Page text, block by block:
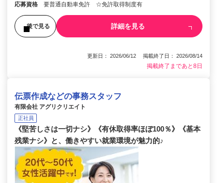
応募資格 要普通自動車免許 ☆免許取得制度有
後で見る 詳細を見る
更新日： 2026/06/12 掲載終了日： 2026/08/14
掲載終了まであと8日
伝票作成などの事務スタッフ
有限会社 アグリクリエイト
正社員
《堅苦しさは一切ナシ》《有休取得率ほぼ100％》《基本
残業ナシ》と、働きやすい就業環境が魅力的♪